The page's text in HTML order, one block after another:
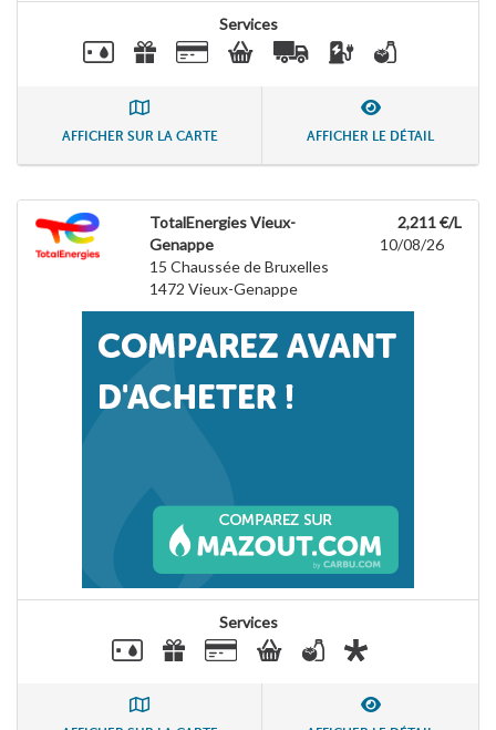
Services
AFFICHER SUR LA CARTE AFFICHER LE DÉTAIL
TotalEnergies Vieux-
Genappe
15 Chaussée de Bruxelles
1472 Vieux-Genappe
2,211 €/L
10/08/26
Services